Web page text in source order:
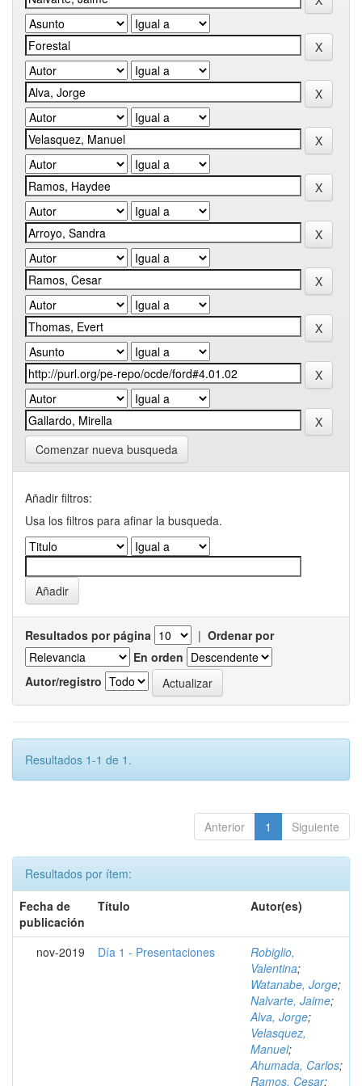
Comenzar nueva busqueda
Añadir filtros:
Usa los filtros para afinar la busqueda.
Resultados por página | Ordenar por
En orden
Autor/registro
Resultados 1-1 de 1.
Anterior 1 Siguiente
Resultados por ítem:
Fecha de
publicación
Título Autor(es)
nov-2019 Día 1 - Presentaciones
Robiglio,
Valentina;
Watanabe, Jorge;
Nalvarte, Jaime;
Alva, Jorge;
Velasquez,
Manuel;
Ahumada, Carlos;
Ramos, Cesar;